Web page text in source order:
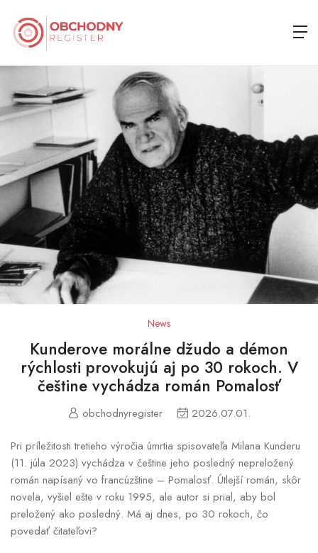
News
Kunderove morálne džudo a démon
rýchlosti provokujú aj po 30 rokoch. V
češtine vychádza román Pomalosť
obchodnyregister 2026.07.01.
Pri príležitosti tretieho výročia úmrtia spisovateľa Milana Kunderu
(11. júla 2023) vychádza v češtine jeho posledný nepreložený
román napísaný vo francúzštine – Pomalosť. Útlejší román, skôr
novela, vyšiel ešte v roku 1995, ale autor si prial, aby bol
preložený ako posledný. Má aj dnes, po 30 rokoch, čo
povedať čitateľovi?